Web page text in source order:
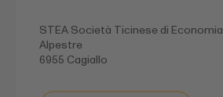
STEA Società Ticinese di Economia
Alpestre
6955 Cagiallo